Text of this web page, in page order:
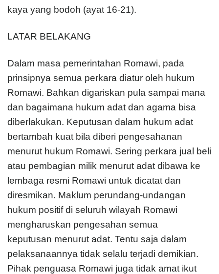
kaya yang bodoh (ayat 16-21).
LATAR BELAKANG
Dalam masa pemerintahan Romawi, pada
prinsipnya semua perkara diatur oleh hukum
Romawi. Bahkan digariskan pula sampai mana
dan bagaimana hukum adat dan agama bisa
diberlakukan. Keputusan dalam hukum adat
bertambah kuat bila diberi pengesahanan
menurut hukum Romawi. Sering perkara jual beli
atau pembagian milik menurut adat dibawa ke
lembaga resmi Romawi untuk dicatat dan
diresmikan. Maklum perundang-undangan
hukum positif di seluruh wilayah Romawi
mengharuskan pengesahan semua
keputusan menurut adat. Tentu saja dalam
pelaksanaannya tidak selalu terjadi demikian.
Pihak penguasa Romawi juga tidak amat ikut